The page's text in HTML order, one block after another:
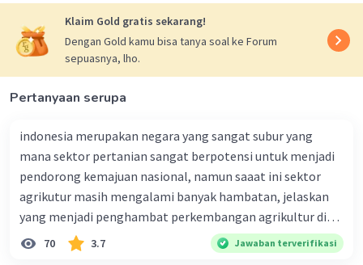
Klaim Gold gratis sekarang!
Dengan Gold kamu bisa tanya soal ke Forum
sepuasnya, lho.
Pertanyaan serupa
indonesia merupakan negara yang sangat subur yang
mana sektor pertanian sangat berpotensi untuk menjadi
pendorong kemajuan nasional, namun saaat ini sektor
agrikutur masih mengalami banyak hambatan, jelaskan
yang menjadi penghambat perkembangan agrikultur di
indonesia
70 3.7 Jawaban terverifikasi